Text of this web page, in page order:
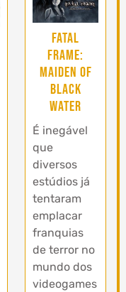
Fatal
Frame:
Maiden of
Black
Water
É inegável
que
diversos
estúdios já
tentaram
emplacar
franquias
de terror no
mundo dos
videogames